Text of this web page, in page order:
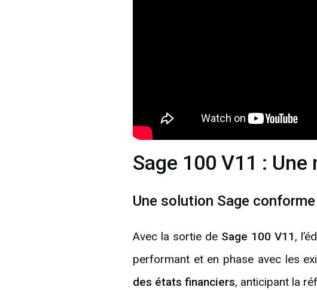
Sage 100 V11 :
Une solution Sage
Avec la sortie de Sage 100 V11,
performant et en phase avec les
des états financiers, anticipant la